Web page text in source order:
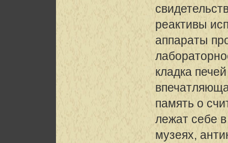
реактивы
аппараты
кладка
память о
лежат себе
музеях,